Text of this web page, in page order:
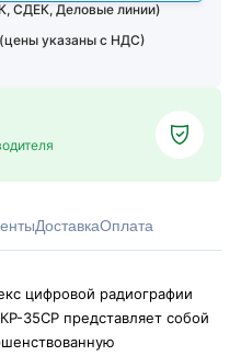
СДЕК, Деловые линии)
указаны с НДС)
ДоставкаОплата
цифровой радиографии
35СР представляет собой